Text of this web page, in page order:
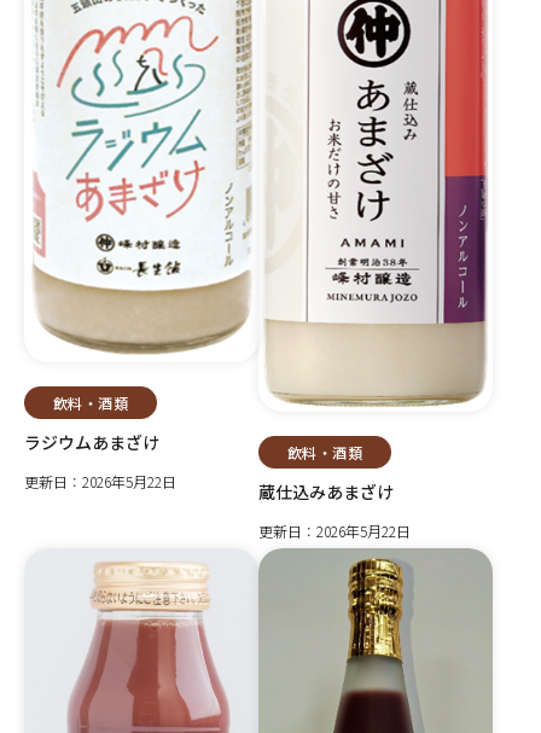
飲料・酒類
ラジウムあまざけ
更新日：2026年5月22日
飲料・酒類
蔵仕込みあまざけ
更新日：2026年5月22日